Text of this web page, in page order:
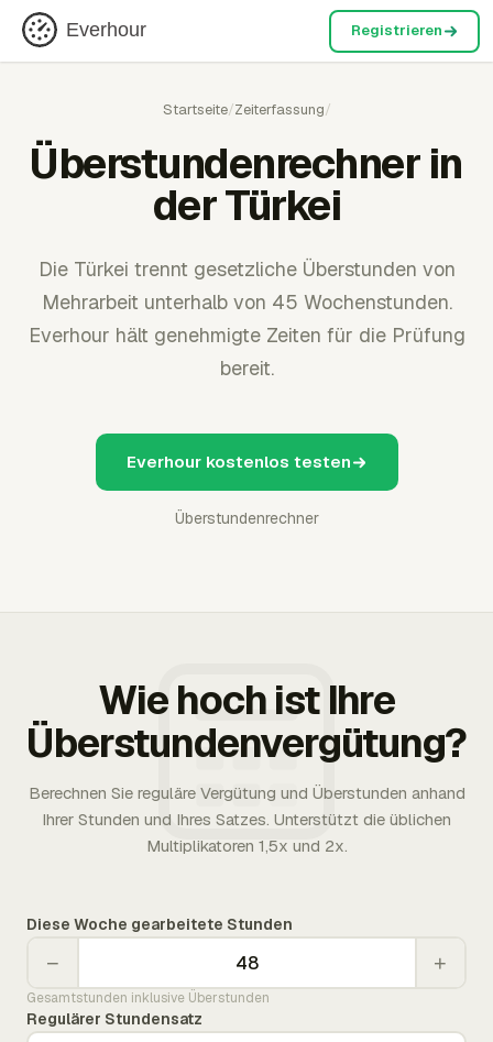
Everhour Registrieren
Startseite/Zeiterfassung/
Überstundenrechner in
der Türkei
Die Türkei trennt gesetzliche Überstunden von
Mehrarbeit unterhalb von 45 Wochenstunden.
Everhour hält genehmigte Zeiten für die Prüfung
bereit.
Everhour kostenlos testen
Überstundenrechner
Wie hoch ist Ihre
Überstundenvergütung?
Berechnen Sie reguläre Vergütung und Überstunden anhand
Ihrer Stunden und Ihres Satzes. Unterstützt die üblichen
Multiplikatoren 1,5x und 2x.
Diese Woche gearbeitete Stunden
− +
Gesamtstunden inklusive Überstunden
Regulärer Stundensatz